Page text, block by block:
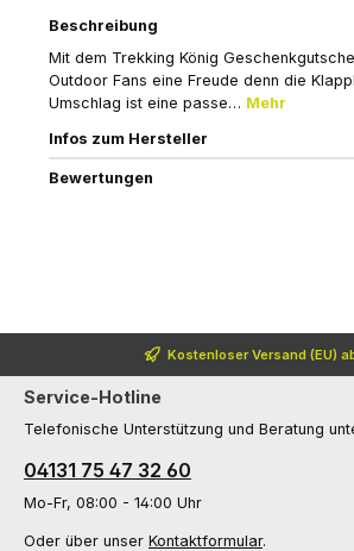
Beschreibung
Mit dem Trekking König
Outdoor Fans eine Freude denn die
Umschlag ist eine passe… Mehr
Infos zum Hersteller
Bewertungen
Kostenloser Versand (EU)
Service-Hotline
Telefonische Unterstützung und Beratung
04131 75 47 32 60
Mo-Fr, 08:00 - 14:00 Uhr
Oder über unser Kontaktformular.